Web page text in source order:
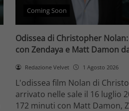
Coming Soon
Odissea di Christopher
con Zendaya e Matt Damon
Redazione Velvet 1 Agosto 2026
L'odissea film Nolan di
arrivato nelle sale il 16 luglio
172 minuti con Matt Damon,